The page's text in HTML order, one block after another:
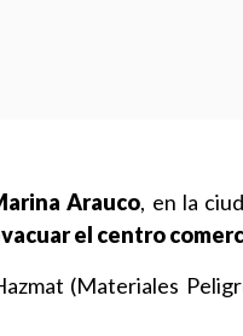
Arauco, en la
el centro
(Materiales